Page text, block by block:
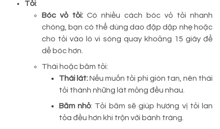
Tỏi:
Bóc vỏ tỏi: Có nhiều cách bóc vỏ tỏi nhanh
chóng, bạn có thể dùng dao đập dập nhẹ hoặc
cho tỏi vào lò vi sóng quay khoảng 15 giây để
dễ bóc hơn.
Thái hoặc băm tỏi:
Thái lát:Nếu muốn tỏi phi giòn tan, nên thái
tỏi thành những lát mỏng đều nhau.
Băm nhỏ: Tỏi băm sẽ giúp hương vị tỏi lan
tỏa đều hơn khi trộn với bánh tráng.